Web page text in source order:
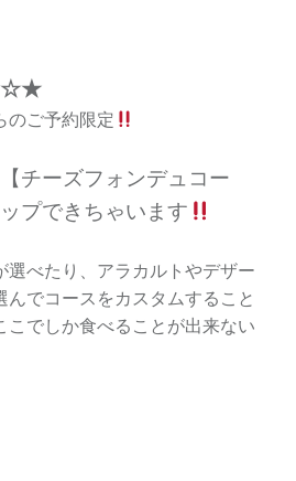
のご予約限定
チーズフォンデュコー
プできちゃいます
選べたり、アラカルトやデザー
んでコースをカスタムすること
でしか食べることが出来ない